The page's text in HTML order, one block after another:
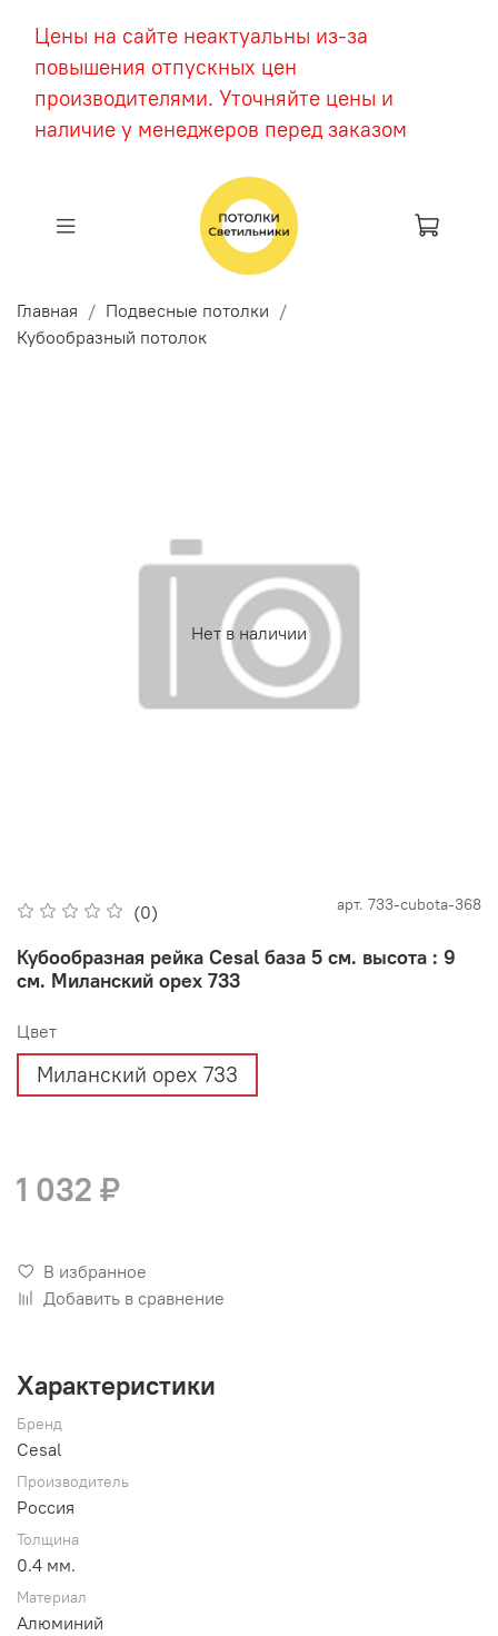
Цены на сайте неактуальны из-за
повышения отпускных цен
производителями. Уточняйте цены и
наличие у менеджеров перед заказом
Главная
Подвесные потолки
Кубообразный потолок
Нет в наличии
(0) арт. 733-cubota-368
Кубообразная рейка Cesal база 5 см. высота : 9
см. Миланский орех 733
Цвет
Миланский орех 733
1 032 ₽
В избранное
Добавить в сравнение
Характеристики
Бренд
Cesal
Производитель
Россия
Толщина
0.4 мм.
Материал
Алюминий